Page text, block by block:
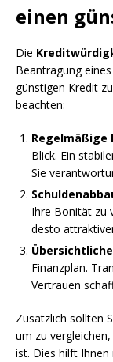
einen
Die
Beantragung
günstigen Kredit
beachten:
Regelmäßige
Blick. Ein
Sie
Ihre Bonität zu
desto
Finanzplan.
Vertrauen
Zusätzlich sollten
um zu
ist. Dies hilft